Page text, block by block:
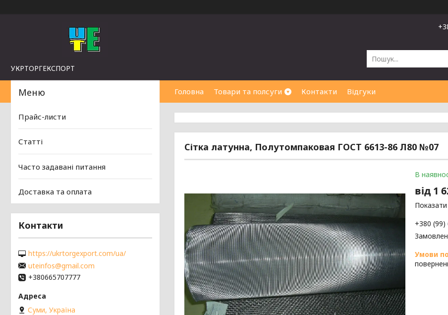
УКРТОРГЕКСПОРТ
Головна Товари та полсуги Контакти Відгуки
Сітка латунна, Полутомпаковая ГОСТ 6613-86 Л80 №07
В
від 1
Показати
+380 (99)
Прайс-листи
Статті
Часто задавані питання
Доставка та оплата
Контакти
https://ukrtorgexport.com/ua/
uteinfos@gmail.com
+380665707777
Суми, Україна